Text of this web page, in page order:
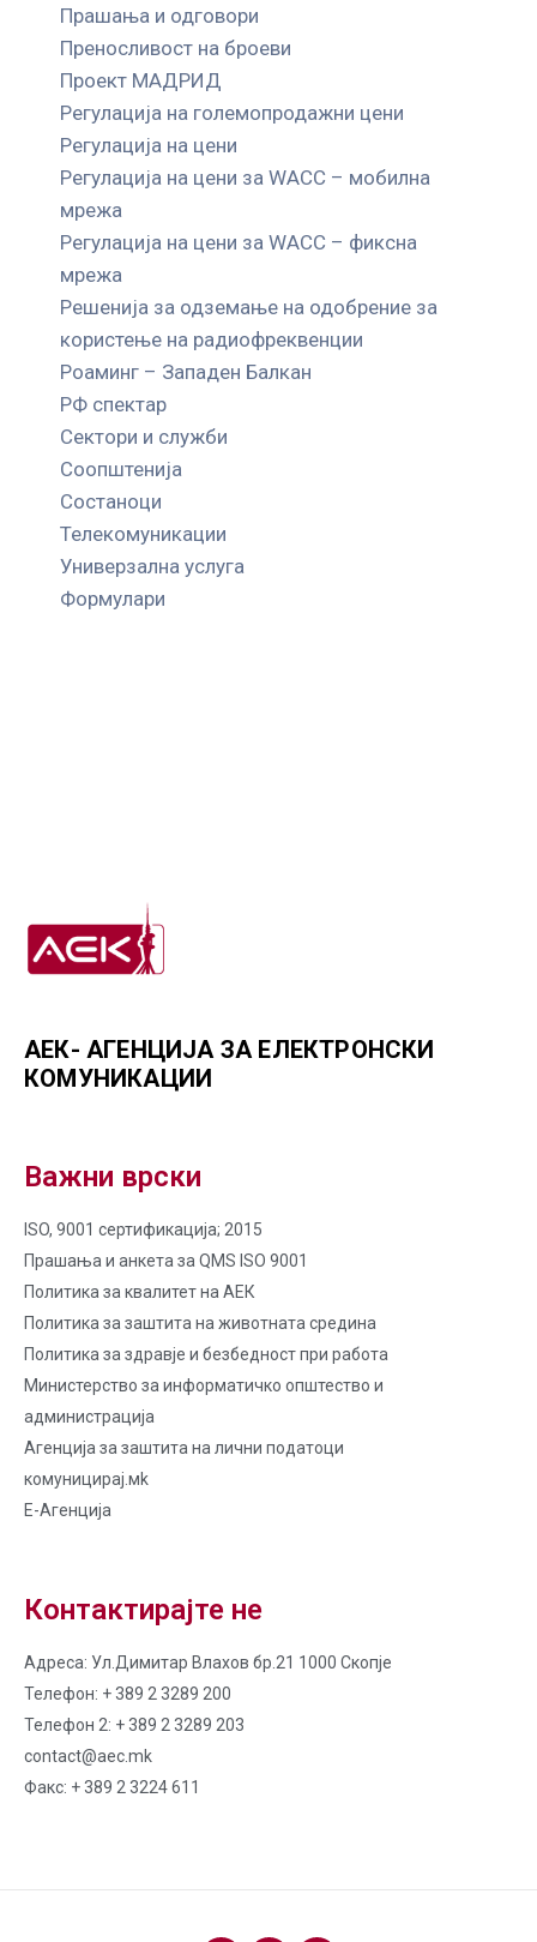
Прашања и одговори
Преносливост на броеви
Проект МАДРИД
Регулација на големопродажни цени
Регулација на цени
Регулација на цени за WACC – мобилна
мрежа
Регулација на цени за WACC – фиксна
мрежа
Решенија за одземање на одобрение за
користење на радиофреквенции
Роаминг – Западен Балкан
РФ спектар
Сектори и служби
Соопштенија
Состаноци
Телекомуникации
Универзална услуга
Формулари
АЕК- АГЕНЦИЈА ЗА ЕЛЕКТРОНСКИ
КОМУНИКАЦИИ
Важни врски
ISO, 9001 сертификација; 2015
Прашања и анкета за QMS ISO 9001
Политика за квалитет на AЕК
Политика за заштита на животната средина
Политика за здравје и безбедност при работа
Министерство за информатичко општество и
администрација
Агенција за заштита на лични податоци
комуницирај.мk
Е-Агенција
Контактирајте не
Адреса: Ул.Димитар Влахов бр.21 1000 Скопје
Телефон: + 389 2 3289 200
Телефон 2: + 389 2 3289 203
contact@aec.mk
Факс: + 389 2 3224 611